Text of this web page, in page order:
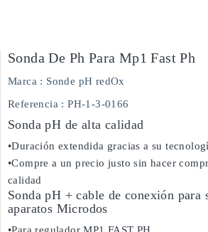
Sonda De Ph Para Mp1 Fast Ph
Marca : Sonde pH redOx
Referencia : PH-1-3-0166
Sonda pH de alta calidad
•Duración extendida gracias a su
•Compre a un precio justo sin hacer
calidad
Sonda pH + cable de conexión para
aparatos Microdos